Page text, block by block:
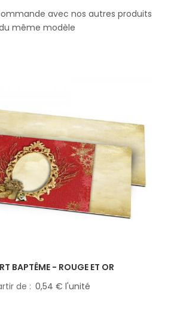
avec nos autres produits
même modèle
BAPTÊME - ROUGE ET OR
de
0,54 € l'unité